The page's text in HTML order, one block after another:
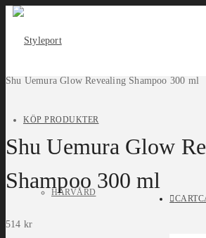
KÖP PRODUKTER
HÅRVÅRD
CART
Shu Uemura Glow Revealing Shampoo 300 ml
Shu Uemura Glow
Shampoo 300 ml
514 kr